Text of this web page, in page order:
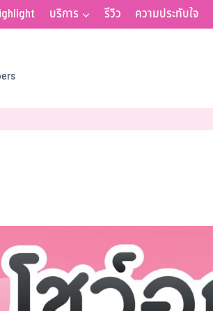
บริการ รีวิว ความประทับใจ